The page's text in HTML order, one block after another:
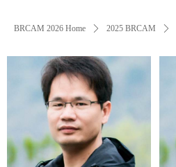
BRCAM 2026 Home ꄲ 2025 BRCAM ꄲ